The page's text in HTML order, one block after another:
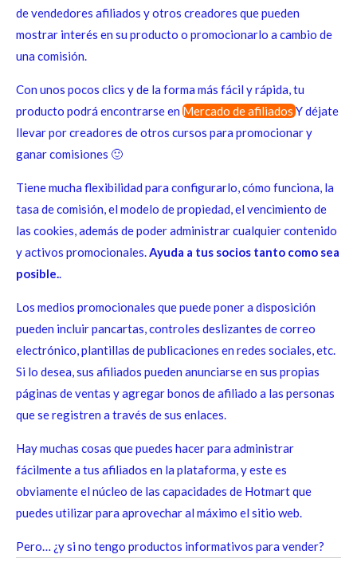
de vendedores afiliados y otros creadores que pueden
mostrar interés en su producto o promocionarlo a cambio de
una comisión.
Con unos pocos clics y de la forma más fácil y rápida, tu
producto podrá encontrarse en Mercado de afiliadosY déjate
llevar por creadores de otros cursos para promocionar y
ganar comisiones 🙂
Tiene mucha flexibilidad para configurarlo, cómo funciona, la
tasa de comisión, el modelo de propiedad, el vencimiento de
las cookies, además de poder administrar cualquier contenido
y activos promocionales.Ayuda a tus socios tanto como sea
posible..
Los medios promocionales que puede poner a disposición
pueden incluir pancartas, controles deslizantes de correo
electrónico, plantillas de publicaciones en redes sociales, etc.
Si lo desea, sus afiliados pueden anunciarse en sus propias
páginas de ventas y agregar bonos de afiliado a las personas
que se registren a través de sus enlaces.
Hay muchas cosas que puedes hacer para administrar
fácilmente a tus afiliados en la plataforma, y ​​este es
obviamente el núcleo de las capacidades de Hotmart que
puedes utilizar para aprovechar al máximo el sitio web.
Pero… ¿y si no tengo productos informativos para vender?